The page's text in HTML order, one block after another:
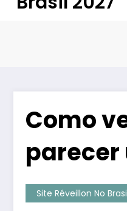
Como
parecer
Site Réveillon No